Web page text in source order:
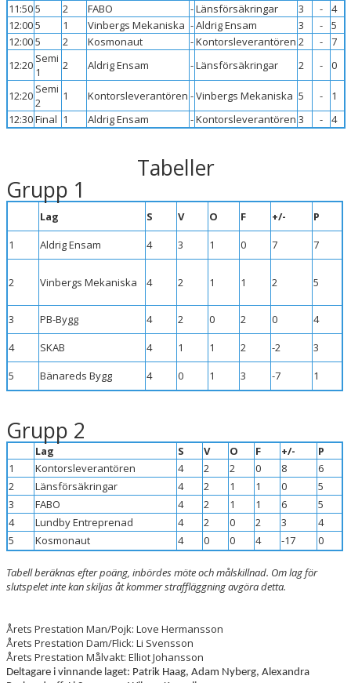
11:505 2 FABO -Länsförsäkringar 3 -
4
12:005 1 Vinbergs Mekaniska -Aldrig Ensam 3 -
5
12:005 2 Kosmonaut -Kontorsleverantören 2 -
7
12:20 Semi
1
2 Aldrig Ensam -Länsförsäkringar 2 - 0
12:20 Semi
2
1 Kontorsleverantören -Vinbergs Mekaniska 5 -
1
12:30Final 1 Aldrig Ensam -Kontorsleverantören 3 - 4
Tabeller
Grupp 1
Lag S V O F +/-
P
1
Aldrig Ensam 4 3 1 0 7 7
2 Vinbergs Mekaniska 4 2 1 1 2 5
3 PB-Bygg 4 2 0 2 0
4
4
SKAB 4 1 1 2 -2
3
5
Bänareds Bygg 4 0 1 3 -7 1
Grupp 2
Lag S V O F +/-
P
1
Kontorsleverantören 4 2 2 0 8
6
2
Länsförsäkringar 4 2 1 1 0
5
3
FABO 4 2 1 1 6
5
4
Lundby Entreprenad 4 2 0 2 3
4
5
Kosmonaut 4 0 0 4 -17 0
Tabell beräknas efter poäng, inbördes möte och målskillnad. Om lag för
slutspelet inte kan skiljas åt kommer straffläggning avgöra detta.
Årets Prestation Man/Pojk: Love Hermansson
Årets Prestation Dam/Flick: Li Svensson
Årets Prestation Målvakt: Elliot Johansson
Deltagare i vinnande laget: Patrik Haag, Adam Nyberg, Alexandra